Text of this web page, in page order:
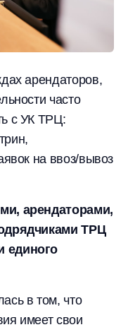
арендаторов,
часто
с УК ТРЦ:
на ввоз/вывоз
арендаторами,
ТРЦ
единого
в том, что
имеет свои